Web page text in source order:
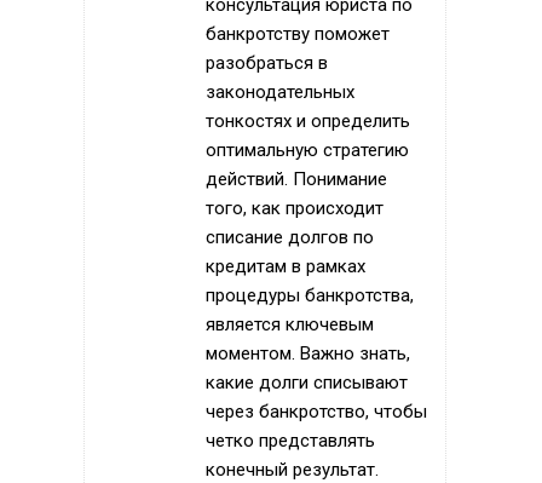
консультация юриста по
банкротству поможет
разобраться в
законодательных
тонкостях и определить
оптимальную стратегию
действий. Понимание
того, как происходит
списание долгов по
кредитам в рамках
процедуры банкротства,
является ключевым
моментом. Важно знать,
какие долги списывают
через банкротство, чтобы
четко представлять
конечный результат.